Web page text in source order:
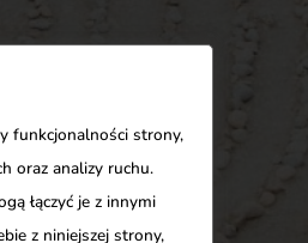
funkcjonalności strony,
oraz analizy ruchu.
łączyć je z innymi
z niniejszej strony,